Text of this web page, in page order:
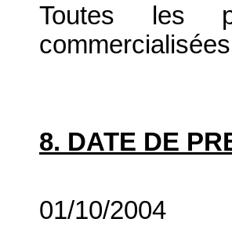
Toutes les
8. DATE DE
01/10/2004